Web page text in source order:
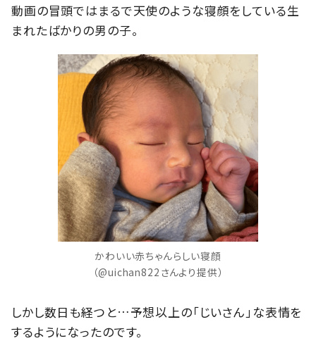
動画の冒頭ではまるで天使のような寝顔をしている生
まれたばかりの男の子。
かわいい赤ちゃんらしい寝顔
（@uichan822さんより提供）
しかし数日も経つと…予想以上の「じいさん」な表情を
するようになったのです。